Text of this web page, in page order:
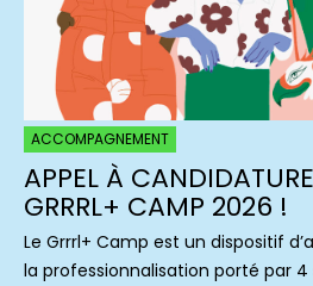
ACCOMPAGNEMENT
APPEL À
GRRRL+ CAMP 2026 !
Le Grrrl+ Camp est un dispositif
la professionnalisation porté par